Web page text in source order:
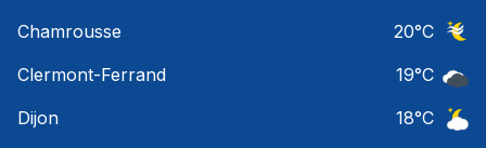
Chamrousse
20°C
Clermont-Ferrand
19°C
Dijon
18°C